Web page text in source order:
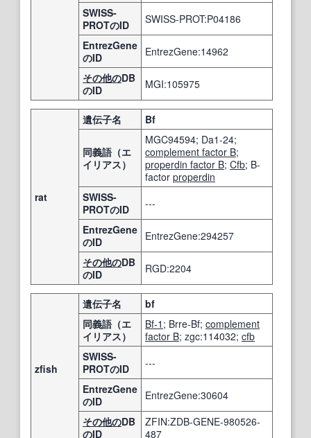
SWISS-
PROTのID
SWISS-PROT:P04186
EntrezGene
のID
EntrezGene:14962
その他のDB
のID
MGI:105975
rat
遺伝子名 Bf
同義語（エ
イリアス）
MGC94594; Da1-24;
complement factor B;
properdin factor B; Cfb; B-
factor properdin
SWISS-
PROTのID
---
EntrezGene
のID
EntrezGene:294257
その他のDB
のID
RGD:2204
zfish
遺伝子名
bf
同義語（エ
イリアス）
Bf-1 ; Brre-Bf; complement
factor B; zgc:114032; cfb
SWISS-
PROTのID
---
EntrezGene
のID
EntrezGene:30604
その他のDB
のID
ZFIN:ZDB-GENE-980526-
487